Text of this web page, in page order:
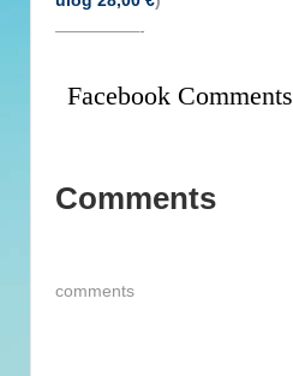
—————-
Facebook Comments
Comments
comments